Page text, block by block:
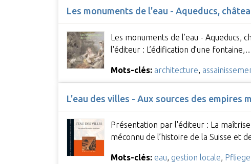
Les monuments de l'eau - Aqueducs,
Les monuments de l’eau - Aqueducs,
l'éditeur : L’édification d’une fontaine,…
Mots-clés: architecture
L'eau des villes - Aux sources des empires
Présentation par l'éditeur : La
méconnu de l’histoire de la Suisse et
Mots-clés: eau, gestion locale,